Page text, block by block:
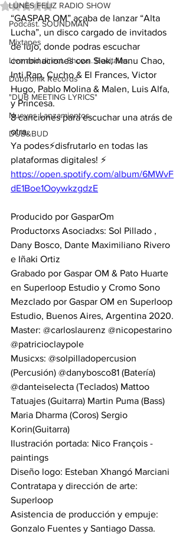
LUNES FELIZ RADIO SHOW
Podcast. SOUNDMAN
Mixtapes
Live and direct. Shows. Recitales.
Dubtronik Records
"DUB MEETING LYRICS"
Nuevos Lanzamientos.
DUB&BUD
Obtuvo NaN de 5 estrellas.
“GASPAR OM” acaba de lanzar “Alta
Lucha”, un disco cargado de invitados
de lujo, donde podras escuchar
combinaciones con Siak, Manu Chao,
Inti Rap, Cucho & El Frances, Victor
Hugo, Pablo Molina & Malen, Luis Alfa,
y Princesa.
8 canciones para escuchar una atrás de
otra.
Ya podes⚡disfrutarlo en todas las
plataformas digitales! ⚡️
https://open.spotify.com/album/6MWvF
dE1Boe1OoywkzgdzE
Producido por GasparOm
Productorxs Asociadxs: Sol Pillado ,
Dany Bosco, Dante Maximiliano Rivero
e Iñaki Ortiz
Grabado por Gaspar OM & Pato Huarte
en Superloop Estudio y Cromo Sono
Mezclado por Gaspar OM en Superloop
Estudio, Buenos Aires, Argentina 2020.
Master: @carloslaurenz @nicopestarino
@patricioclaypole
Musicxs: @solpilladopercusion
(Percusión) @danybosco81 (Batería)
@danteiselecta (Teclados) Mattoo
Tatuajes (Guitarra) Martin Puma (Bass)
Maria Dharma (Coros) Sergio
Korin(Guitarra)
Ilustración portada: Nico François -
paintings
Diseño logo: Esteban Xhangó Marciani
Contratapa y dirección de arte:
Superloop
Asistencia de producción y empuje:
Gonzalo Fuentes y Santiago Dassa.